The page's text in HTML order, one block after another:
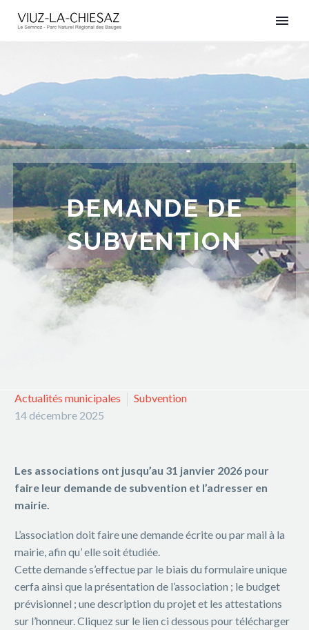
DEMANDE DE
SUBVENTION
Actualités municipales
Subvention
14 décembre 2025
Les associations ont jusqu’au 31 janvier 2026 pour
faire leur demande de subvention et l’adresser en
mairie.
L’association doit faire une demande écrite ou par mail à la
mairie, afin qu’ elle soit étudiée.
Cette demande s’effectue par le biais du formulaire unique
cerfa ainsi que la présentation de l’association ; le budget
prévisionnel ; une description du projet et les attestations
sur l’honneur. Cliquez sur le lien ci dessous pour télécharger